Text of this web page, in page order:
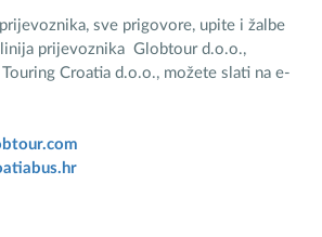
sve prigovore, upite i žalbe
prijevoznika Globtour d.o.o.,
Croatia d.o.o., možete slati na e-